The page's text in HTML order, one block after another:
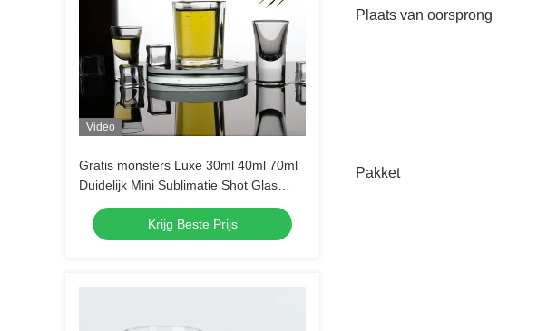
Video
Gratis monsters Luxe 30ml 40ml 70ml
Duidelijk Mini Sublimatie Shot Glas
Tequila Shot Glas Espresso Shot Glas
Krijg Beste Prijs
Plaats van oorsprong
Pakket